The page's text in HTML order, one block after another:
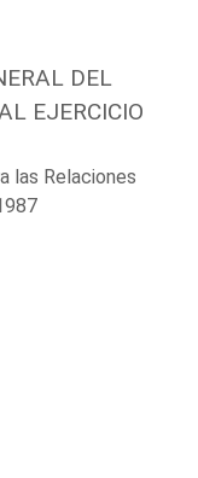
DEL
EJERCICIO
las Relaciones